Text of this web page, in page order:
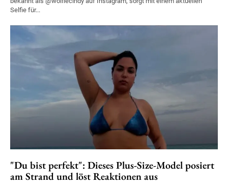
Selfie für...
"Du bist perfekt": Dieses Plus-Size-Model posiert
am Strand und löst Reaktionen aus